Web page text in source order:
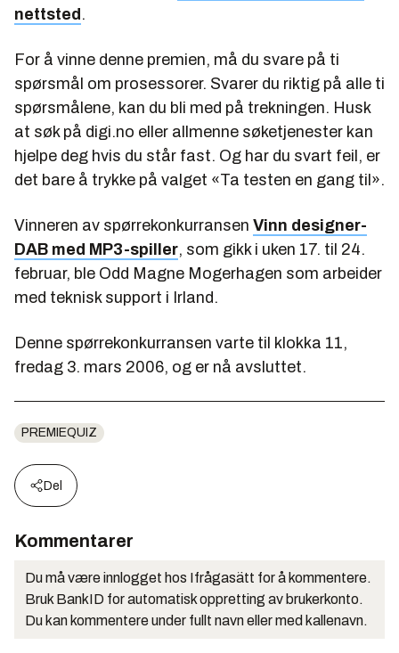
nettsted .
For å vinne denne premien, må du svare på ti
spørsmål om prosessorer. Svarer du riktig på alle ti
spørsmålene, kan du bli med på trekningen. Husk
at søk på digi.no eller allmenne søketjenester kan
hjelpe deg hvis du står fast. Og har du svart feil, er
det bare å trykke på valget «Ta testen en gang til».
Vinneren av spørrekonkurransen Vinn designer-
DAB med MP3-spiller, som gikk i uken 17. til 24.
februar, ble Odd Magne Mogerhagen som arbeider
med teknisk support i Irland.
Denne spørrekonkurransen varte til klokka 11,
fredag 3. mars 2006, og er nå avsluttet.
PREMIEQUIZ
Del
Kommentarer
Du må være innlogget hos Ifrågasätt for å kommentere.
Bruk BankID for automatisk oppretting av brukerkonto.
Du kan kommentere under fullt navn eller med kallenavn.